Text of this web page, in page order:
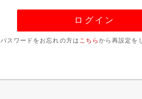
パスワードをお忘れの方は こちらから再設定を